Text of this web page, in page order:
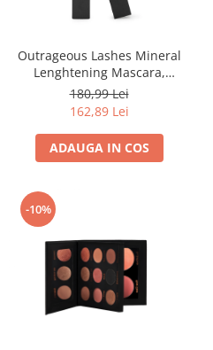
Outrageous Lashes Mineral
Lenghtening Mascara,
Mascara - 8.3ml
180,99 Lei
162,89 Lei
ADAUGA IN COS
-10%